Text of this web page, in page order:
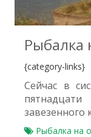
Рыбалка
{category-links}
Сейчас в
завезенного
Рыбалка на